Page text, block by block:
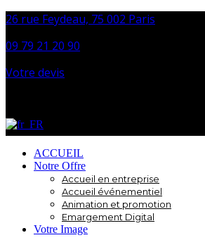
26 rue Feydeau, 75 002 Paris
09 79 21 20 90
Votre devis
ACCUEIL
Notre Offre
Accueil en entreprise
Accueil événementiel
Animation et promotion
Emargement Digital
Votre Image